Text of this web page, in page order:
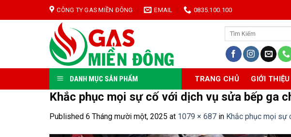
to
CÔNG TY GAS MIỀN ĐÔNG EMAIL 0835.100.100
Tìm
DANH MỤC SẢN PHẨM TRANG CHỦ GIỚI THIỆU
Khắc phục mọi sự cố với dịch vụ sửa bếp ga
Published 6 Tháng mười một, 2025 at 1079 × 687 in Khắc phục mọi sự